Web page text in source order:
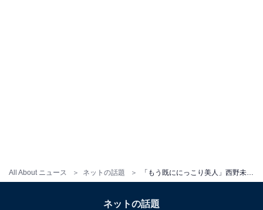
All About ニュース ネットの話題
ネットの話題